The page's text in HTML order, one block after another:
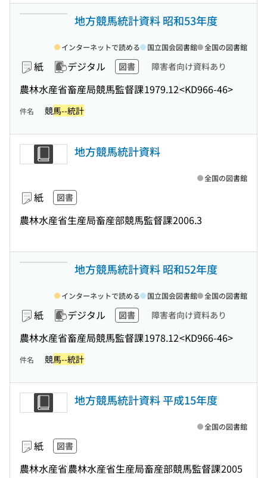
地方競馬統計資料 昭和53年度
紙 デジタル 図書 障害者向け資料あり
農林水産省畜産局競馬監督課1979.12<KD966-46>
インターネットで読める 国立国会図書館 全国の図書館
件名 競馬--統計
地方競馬統計資料
紙 図書
農林水産省生産局畜産部競馬監督課2006.3
全国の図書館
地方競馬統計資料 昭和52年度
紙 デジタル 図書 障害者向け資料あり
農林水産省畜産局競馬監督課1978.12<KD966-46>
インターネットで読める 国立国会図書館 全国の図書館
件名 競馬--統計
地方競馬統計資料 平成15年度
紙 図書
農林水産省農林水産省生産局畜産部競馬監督課2005
全国の図書館